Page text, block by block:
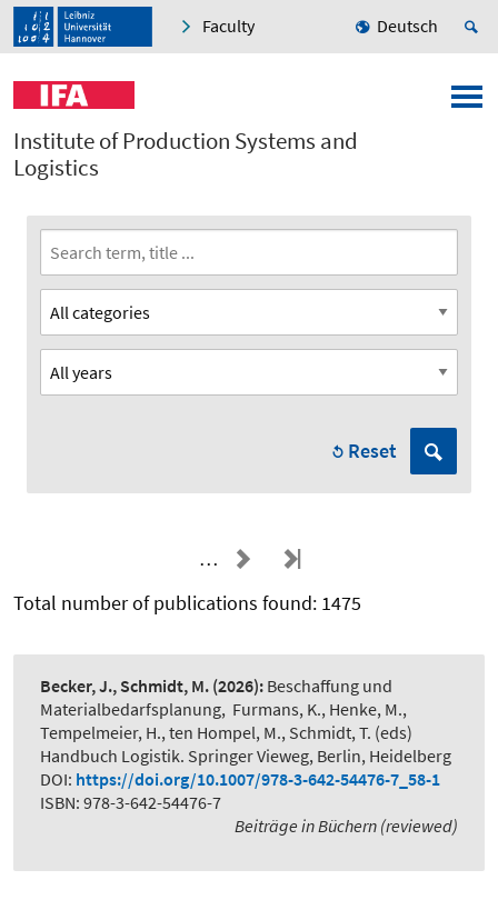
Faculty Deutsch
Institute of Production Systems and
Logistics
Reset
…
Total number of publications found: 1475
Becker, J., Schmidt, M. (2026): Beschaffung und
Materialbedarfsplanung, Furmans, K., Henke, M.,
Tempelmeier, H., ten Hompel, M., Schmidt, T. (eds)
Handbuch Logistik. Springer Vieweg, Berlin, Heidelberg
DOI: https://doi.org/10.1007/978-3-642-54476-7_58-1
ISBN: 978-3-642-54476-7
Beiträge in Büchern (reviewed)